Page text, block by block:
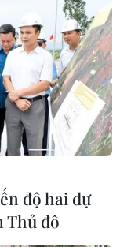
độ hai dự
Thủ đô